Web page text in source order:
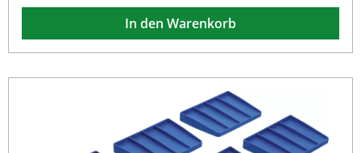
für Werkstatt, Garage oder mobilen Einsatz. Leichter und
robuster Leerkoffer für Art. 7200 Zuverlässiger Schutz für
Werkzeuge und Zubehör Ideal zur sicheren
Aufbewahrung und zum Transport Kompakte Bauweise
täglichen Einsatz Lieferumfang: 1x Leerkoffer für Art. 7200
In den Warenkorb